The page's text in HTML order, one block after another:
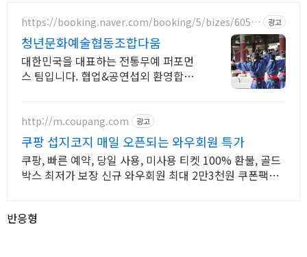
https://booking.naver.com/booking/5/bizes/6058
광고
청년문화예술협동조합다움
대한민국을 대표하는 전통무예 퍼포먼
스 팀입니다. 협업&공연섭외 환영합니
http://m.coupang.com 광고
쿠팡 섭지코지 매일 오픈되는 와우회원 특가
쿠팡, 빠른 예약, 당일 사용, 미사용 티켓 100% 환불, 골드
박스 최저가 보장 신규 와우회원 최대 2만3천원 쿠폰팩
반응형